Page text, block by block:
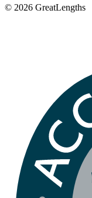
© 2026 GreatLengths